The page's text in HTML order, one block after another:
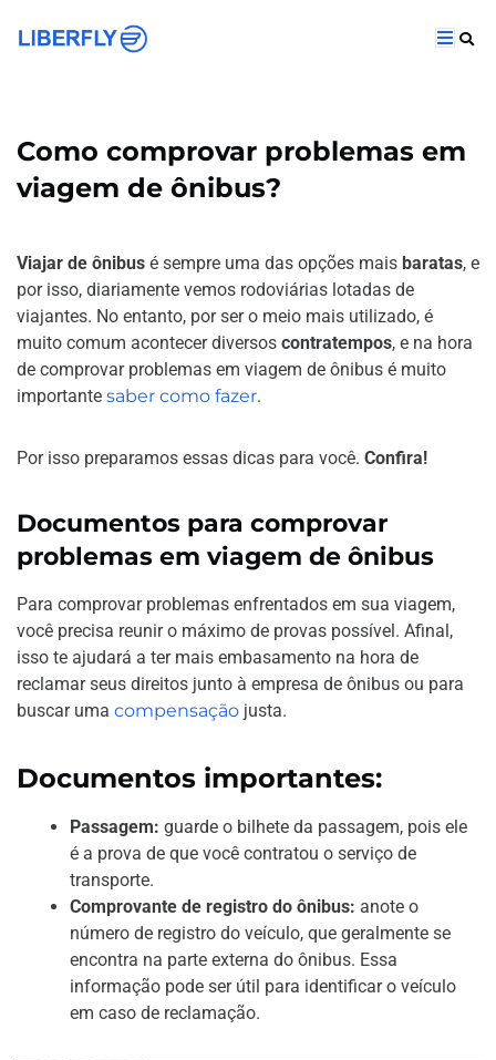
Como comprovar problemas em
viagem de ônibus?
Viajar de ônibus é sempre uma das opções mais baratas, e
por isso, diariamente vemos rodoviárias lotadas de
viajantes. No entanto, por ser o meio mais utilizado, é
muito comum acontecer diversos contratempos, e na hora
de comprovar problemas em viagem de ônibus é muito
importante saber como fazer.
Por isso preparamos essas dicas para você. Confira!
Documentos para comprovar
problemas em viagem de ônibus
Para comprovar problemas enfrentados em sua viagem,
você precisa reunir o máximo de provas possível. Afinal,
isso te ajudará a ter mais embasamento na hora de
reclamar seus direitos junto à empresa de ônibus ou para
buscar uma compensação justa.
Documentos importantes:
Passagem: guarde o bilhete da passagem, pois ele
é a prova de que você contratou o serviço de
transporte.
Comprovante de registro do ônibus: anote o
número de registro do veículo, que geralmente se
encontra na parte externa do ônibus. Essa
informação pode ser útil para identificar o veículo
em caso de reclamação.